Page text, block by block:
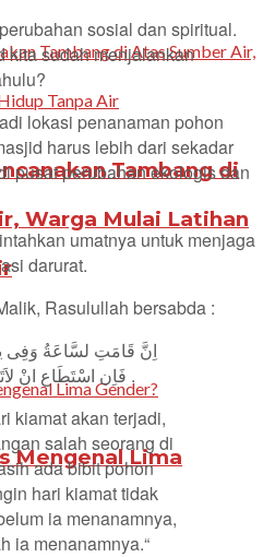
Tambang di
Warga Mulai Latihan
Mengenal Lima
sosial dan spiritual.
kita sudah menjalankan
lokasi penanaman pohon
harus lebih dari sekadar
pusat perubahan ekologis dan
umatnya untuk menjaga
darurat.
Rasulullah bersabda :
اِنَّ قَامَتِ لسَّاعَةُ وَفِى
فَاِن اسْتَطَاع انْ لاَتَقُؤمُ حَتّى يَغْرُسُهَا .
kiamat akan terjadi,
salah seorang di
ada bibit pohon
hari kiamat tidak
ia menanamnya,
ia menanamnya.“